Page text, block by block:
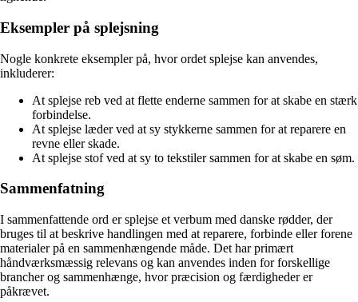
Eksempler på splejsning
Nogle konkrete eksempler på, hvor ordet splejse kan anvendes,
inkluderer:
At splejse reb ved at flette enderne sammen for at skabe en stærk
forbindelse.
At splejse læder ved at sy stykkerne sammen for at reparere en
revne eller skade.
At splejse stof ved at sy to tekstiler sammen for at skabe en søm.
Sammenfatning
I sammenfattende ord er splejse et verbum med danske rødder, der
bruges til at beskrive handlingen med at reparere, forbinde eller forene
materialer på en sammenhængende måde. Det har primært
håndværksmæssig relevans og kan anvendes inden for forskellige
brancher og sammenhænge, hvor præcision og færdigheder er
påkrævet.